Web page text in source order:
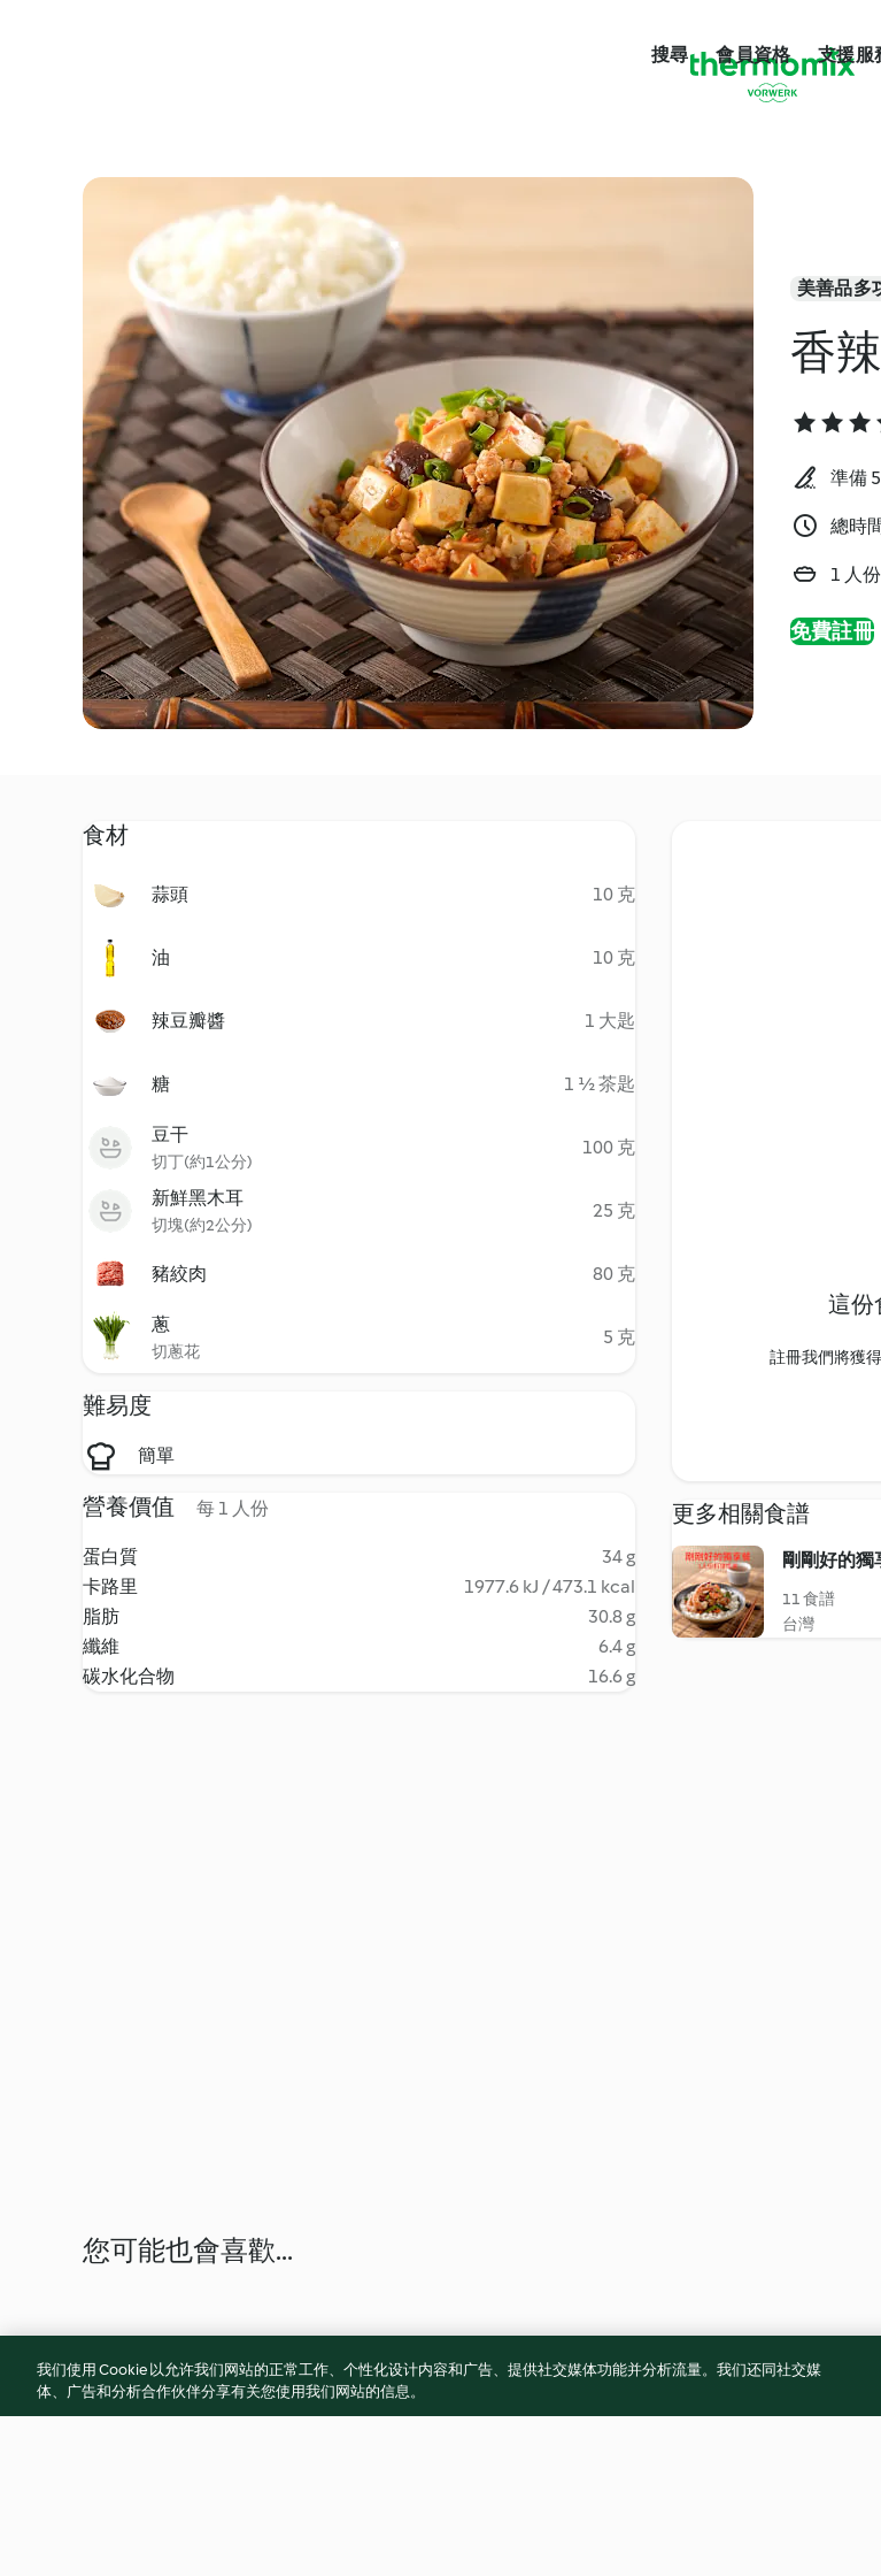
搜尋 會員資格 支援服
美善品多
香
準備
總時
1 人份
免費註冊
食材
蒜頭 10 克
油 10 克
辣豆瓣醬 1 大匙
糖 1 ½ 茶匙
豆干
切丁(約1公分)
100 克
新鮮黑木耳
切塊(約2公分)
25 克
豬絞肉 80 克
蔥
切蔥花
5 克
難易度
簡單
營養價值 每 1 人份
蛋白質
34 g
卡路里
1977.6 kJ / 473.1 kcal
脂肪
30.8 g
纖維
6.4 g
碳水化合物
16.6 g
這份
註冊我們將獲
更多相關食譜
剛剛好的獨
11 食譜
台灣
您可能也會喜歡...
我们使用 Cookie 以允许我们网站的正常工作、个性化设计内容和广告、提供社交媒体功能并分析流量。我们还同社交媒
体、广告和分析合作伙伴分享有关您使用我们网站的信息。